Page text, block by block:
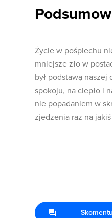
Życie w pośpiechu
mniejsze zło w
był podstawą
spokoju, na ciepło i
nie popadaniem w
zjedzenia raz na